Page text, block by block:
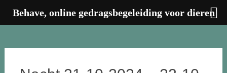
inhoud
Behave, online gedragsbegeleiding voor dieren